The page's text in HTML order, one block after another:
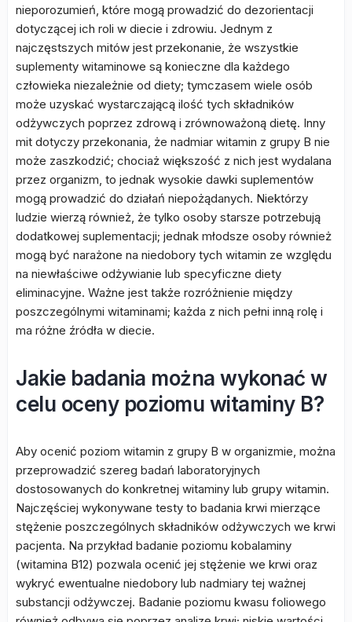
nieporozumień, które mogą prowadzić do dezorientacji
dotyczącej ich roli w diecie i zdrowiu. Jednym z
najczęstszych mitów jest przekonanie, że wszystkie
suplementy witaminowe są konieczne dla każdego
człowieka niezależnie od diety; tymczasem wiele osób
może uzyskać wystarczającą ilość tych składników
odżywczych poprzez zdrową i zrównoważoną dietę. Inny
mit dotyczy przekonania, że nadmiar witamin z grupy B nie
może zaszkodzić; chociaż większość z nich jest wydalana
przez organizm, to jednak wysokie dawki suplementów
mogą prowadzić do działań niepożądanych. Niektórzy
ludzie wierzą również, że tylko osoby starsze potrzebują
dodatkowej suplementacji; jednak młodsze osoby również
mogą być narażone na niedobory tych witamin ze względu
na niewłaściwe odżywianie lub specyficzne diety
eliminacyjne. Ważne jest także rozróżnienie między
poszczególnymi witaminami; każda z nich pełni inną rolę i
ma różne źródła w diecie.
Jakie badania można wykonać w
celu oceny poziomu witaminy B?
Aby ocenić poziom witamin z grupy B w organizmie, można
przeprowadzić szereg badań laboratoryjnych
dostosowanych do konkretnej witaminy lub grupy witamin.
Najczęściej wykonywane testy to badania krwi mierzące
stężenie poszczególnych składników odżywczych we krwi
pacjenta. Na przykład badanie poziomu kobalaminy
(witamina B12) pozwala ocenić jej stężenie we krwi oraz
wykryć ewentualne niedobory lub nadmiary tej ważnej
substancji odżywczej. Badanie poziomu kwasu foliowego